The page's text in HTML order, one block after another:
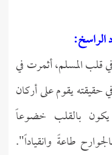
الراسخ:
قلب المسلم، أثمرت في
حقيقته يقوم على أركان
بالقلب خضوعاً
طاعةً وانقياداً".